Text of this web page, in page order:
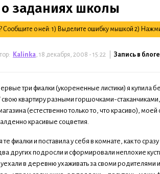
заданиях школы
Сообщите о ней: 1) Выделите ошибку мышкой 2)
Kalinka , 18 декабря, 2008 - 15:22 | Запись в блоге
три фиалки (укорененные листики) я
свою квартиру разными горшочками-
(естественно только то, что красиво),
красивые соцветия.
фиалки и поставила у себя в комнате, как то
других подросли и сформировали неплохие
в деревню ухаживать за своми родителями